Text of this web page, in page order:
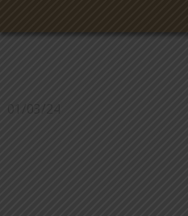
01/03/24